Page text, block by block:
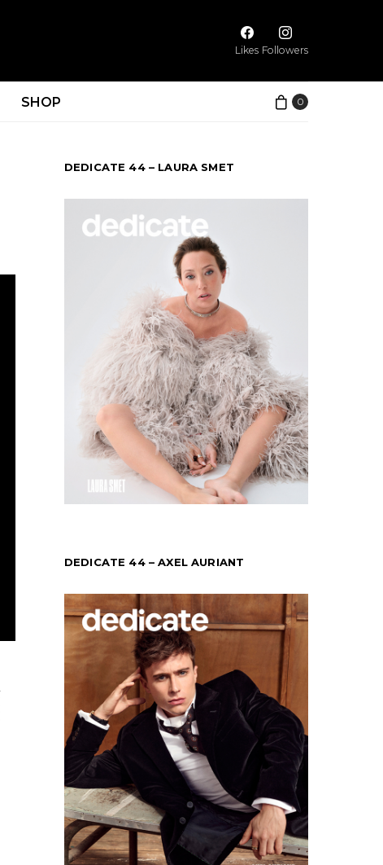
Likes Followers
SHOP 0
DEDICATE 44 – LAURA SMET
DEDICATE 44 – AXEL AURIANT